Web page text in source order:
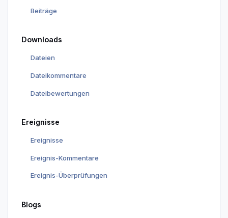
Beiträge
Downloads
Dateien
Dateikommentare
Dateibewertungen
Ereignisse
Ereignisse
Ereignis-Kommentare
Ereignis-Überprüfungen
Blogs